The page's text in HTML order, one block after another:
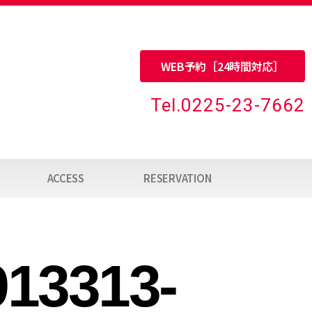
WEB予約［24時間対応］
Tel.0225-23-7662
ACCESS RESERVATION